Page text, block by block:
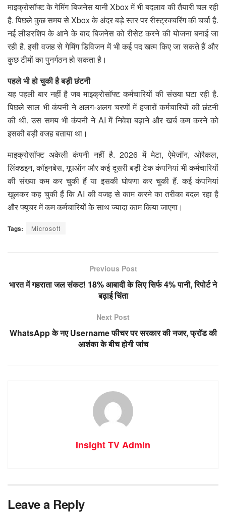
माइक्रोसॉफ्ट के गेमिंग बिजनेस यानी Xbox में भी बदलाव की तैयारी चल रही
है. पिछले कुछ समय से Xbox के अंदर बड़े स्तर पर रीस्ट्रक्चरिंग की चर्चा है.
नई लीडरशिप के आने के बाद बिजनेस को रीसेट करने की योजना बनाई जा
रही है. इसी वजह से गेमिंग डिविजन में भी कई पद खत्म किए जा सकते हैं और
कुछ टीमों का पुनर्गठन हो सकता है।
पहले भी हो चुकी है बड़ी छंटनी
यह पहली बार नहीं है जब माइक्रोसॉफ्ट कर्मचारियों की संख्या घटा रही है.
पिछले साल भी कंपनी ने अलग-अलग चरणों में हजारों कर्मचारियों की छंटनी
की थी. उस समय भी कंपनी ने AI में निवेश बढ़ाने और खर्च कम करने को
इसकी बड़ी वजह बताया था।
माइक्रोसॉफ्ट अकेली कंपनी नहीं है. 2026 में मेटा, ऐमेजॉन, ओरैकल,
लिंक्डइन, कॉइनबेस, गूपऑन और कई दूसरी बड़ी टेक कंपनियां भी कर्मचारियों
की संख्या कम कर चुकी हैं या इसकी घोषणा कर चुकी हैं. कई कंपनियां
खुलकर कह चुकी हैं कि AI की वजह से काम करने का तरीका बदल रहा है
और फ्यूचर में कम कर्मचारियों के साथ ज्यादा काम किया जाएगा।
Tags: Microsoft
Previous Post
भारत में गहराता जल संकट! 18% आबादी के लिए सिर्फ 4% पानी, रिपोर्ट ने
बढ़ाई चिंता
Next Post
WhatsApp के नए Username फीचर पर सरकार की नजर, फ्रॉड की
आशंका के बीच होगी जांच
Insight TV Admin
Leave a Reply